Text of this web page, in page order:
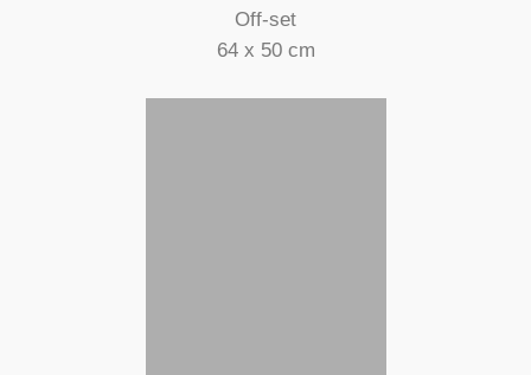
Off-set
64 x 50 cm